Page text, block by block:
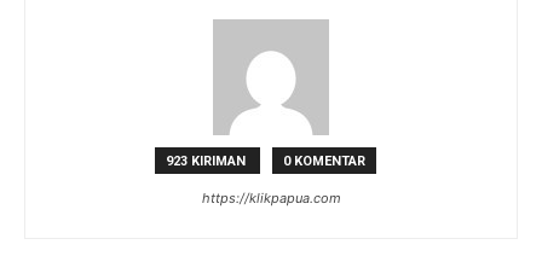
923 KIRIMAN 0 KOMENTAR
https://klikpapua.com